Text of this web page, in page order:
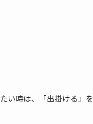
い時は、「出掛ける」を